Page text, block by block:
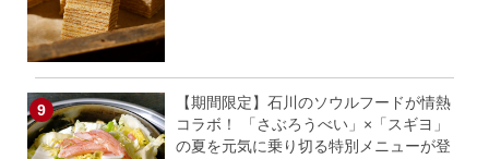
【期間限定】石川のソウルフードが情熱
コラボ！ 「さぶろうべい」×「スギヨ」
の夏を元気に乗り切る特別メニューが登